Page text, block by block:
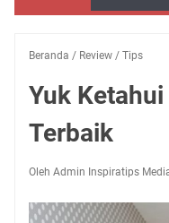
Beranda / Review / Tips
Yuk
Terbaik
Oleh Admin Inspiratips